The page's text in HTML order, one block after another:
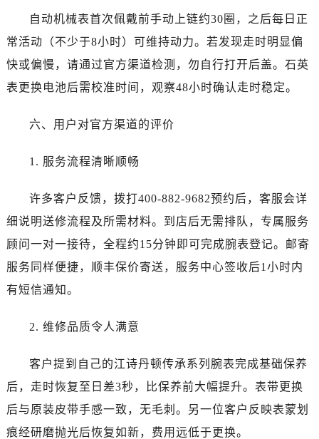
新疆维吾尔自治区乌鲁木齐市天山区红山路26号时代广场（CCMALL）C座17层17-B江诗丹顿售后服务中心（需提前预约）
广东省佛山市禅城区季华五路57号万科金融中心C座12层1205室江诗丹顿售后服务中心（需提前预约）
湖北省武汉市江汉区解放大道686号世界贸易大厦38层09室江诗丹顿售后服务中心（需提前预约）
山东省青岛市南区山东路6号华润大厦B座22层04室江诗丹顿售后服务中心（需提前预约）
河北省石家庄市长安区中山东路39号勒泰中心写字楼B座13层07室江诗丹顿售后服务中心（需提前预约）
陕西省西安市碑林区南关正街88号华侨城长安国际中心E座6楼10室江诗丹顿售后服务中心（需提前预约）
海南省海口市龙华区金贸东路5号海口华润大厦B座17层1707室江诗丹顿售后服务中心（需提前预约）
自动机械表首次佩戴前手动上链约30圈，之后每日正
常活动（不少于8小时）可维持动力。若发现走时明显偏
快或偏慢，请通过官方渠道检测，勿自行打开后盖。石英
表更换电池后需校准时间，观察48小时确认走时稳定。
六、用户对官方渠道的评价
1. 服务流程清晰顺畅
许多客户反馈，拨打400-882-9682预约后，客服会详
细说明送修流程及所需材料。到店后无需排队，专属服务
顾问一对一接待，全程约15分钟即可完成腕表登记。邮寄
服务同样便捷，顺丰保价寄送，服务中心签收后1小时内
有短信通知。
2. 维修品质令人满意
客户提到自己的江诗丹顿传承系列腕表完成基础保养
后，走时恢复至日差3秒，比保养前大幅提升。表带更换
后与原装皮带手感一致，无毛刺。另一位客户反映表蒙划
痕经研磨抛光后恢复如新，费用远低于更换。